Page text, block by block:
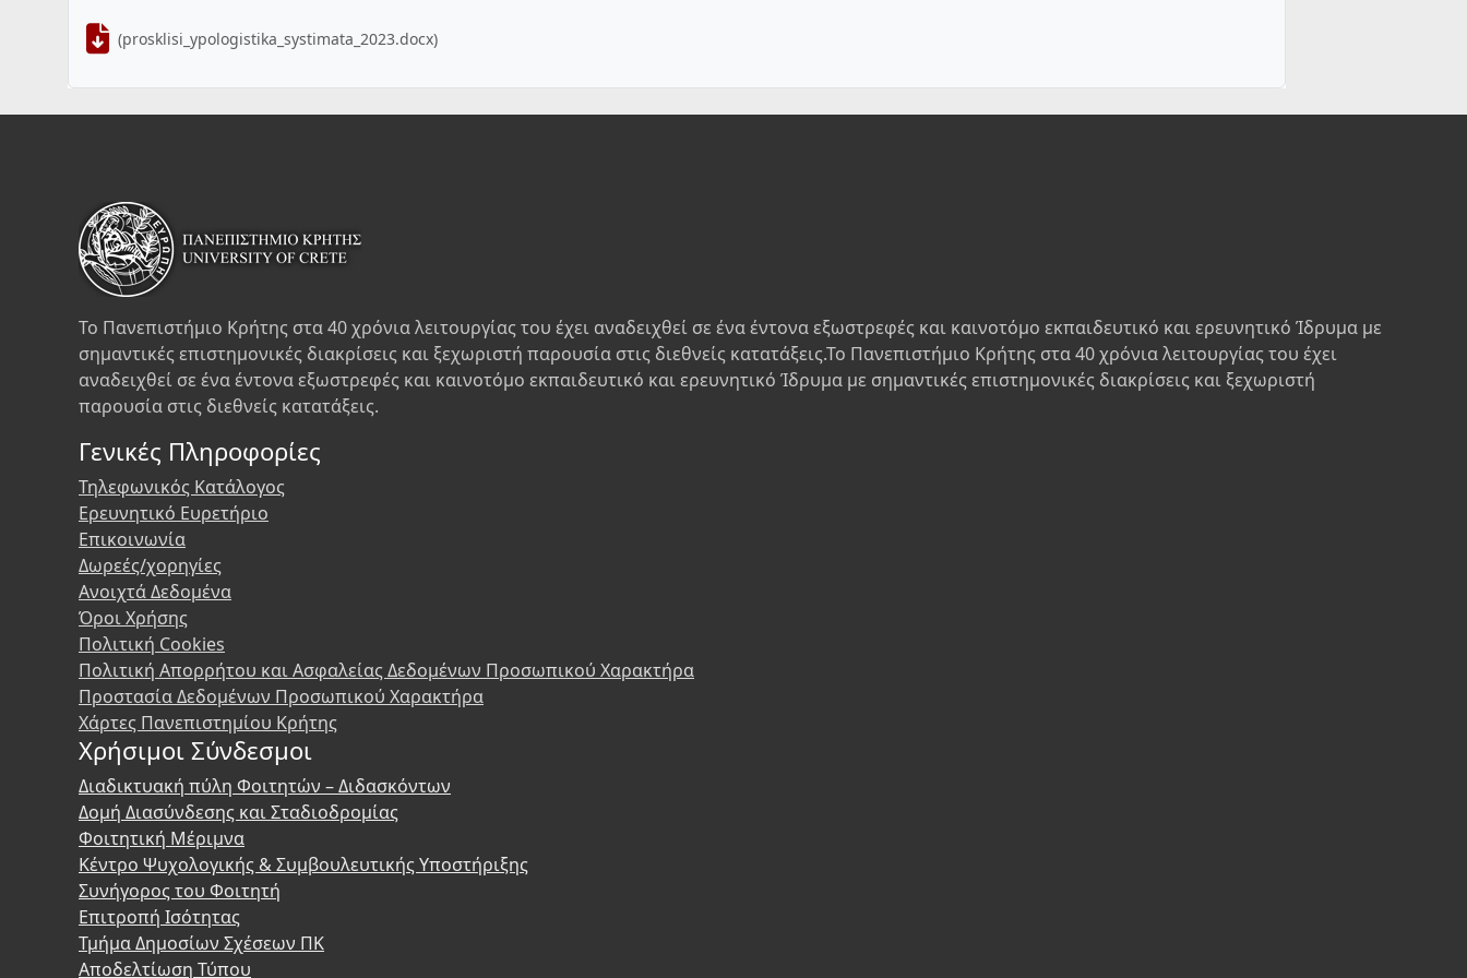
(prosklisi_ypologistika_systimata_2023.docx)
Το Πανεπιστήμιο Κρήτης στα 40 χρόνια λειτουργίας του έχει αναδειχθεί σε ένα έντονα εξωστρεφές και καινοτόμο εκπαιδευτικό και ερευνητικό Ίδρυμα με
σημαντικές επιστημονικές διακρίσεις και ξεχωριστή παρουσία στις διεθνείς κατατάξεις.Το Πανεπιστήμιο Κρήτης στα 40 χρόνια λειτουργίας του έχει
αναδειχθεί σε ένα έντονα εξωστρεφές και καινοτόμο εκπαιδευτικό και ερευνητικό Ίδρυμα με σημαντικές επιστημονικές διακρίσεις και ξεχωριστή
παρουσία στις διεθνείς κατατάξεις.
Γενικές Πληροφορίες
Τηλεφωνικός Κατάλογος
Ερευνητικό Ευρετήριο
Επικοινωνία
Δωρεές/χορηγίες
Ανοιχτά Δεδομένα
Όροι Χρήσης
Πολιτική Cookies
Πολιτική Απορρήτου και Ασφαλείας Δεδομένων Προσωπικού Χαρακτήρα
Προστασία Δεδομένων Προσωπικού Χαρακτήρα
Χάρτες Πανεπιστημίου Κρήτης
Χρήσιμοι Σύνδεσμοι
Διαδικτυακή πύλη Φοιτητών – Διδασκόντων
Δομή Διασύνδεσης και Σταδιοδρομίας
Φοιτητική Μέριμνα
Κέντρο Ψυχολογικής & Συμβουλευτικής Υποστήριξης
Συνήγορος του Φοιτητή
Επιτροπή Ισότητας
Τμήμα Δημοσίων Σχέσεων ΠΚ
Αποδελτίωση Τύπου